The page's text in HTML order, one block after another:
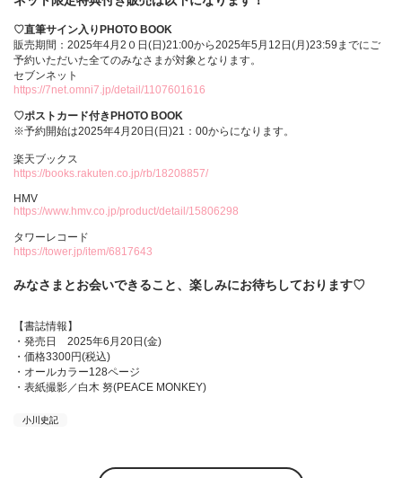
♡直筆サイン入りPHOTO BOOK
販売期間：2025年4月2０日(日)21:00から2025年5月12日(月)23:59までにご
予約いただいた全てのみなさまが対象となります。
セブンネット
https://7net.omni7.jp/detail/1107601616
♡ポストカード付きPHOTO BOOK
※予約開始は2025年4月20日(日)21：00からになります。
楽天ブックス
https://books.rakuten.co.jp/rb/18208857/
HMV
https://www.hmv.co.jp/product/detail/15806298
タワーレコード
https://tower.jp/item/6817643
みなさまとお会いできること、楽しみにお待ちしております♡
【書誌情報】
・発売日 2025年6月20日(金)
・価格3300円(税込)
・オールカラー128ページ
・表紙撮影／白木 努(PEACE MONKEY)
小川史記